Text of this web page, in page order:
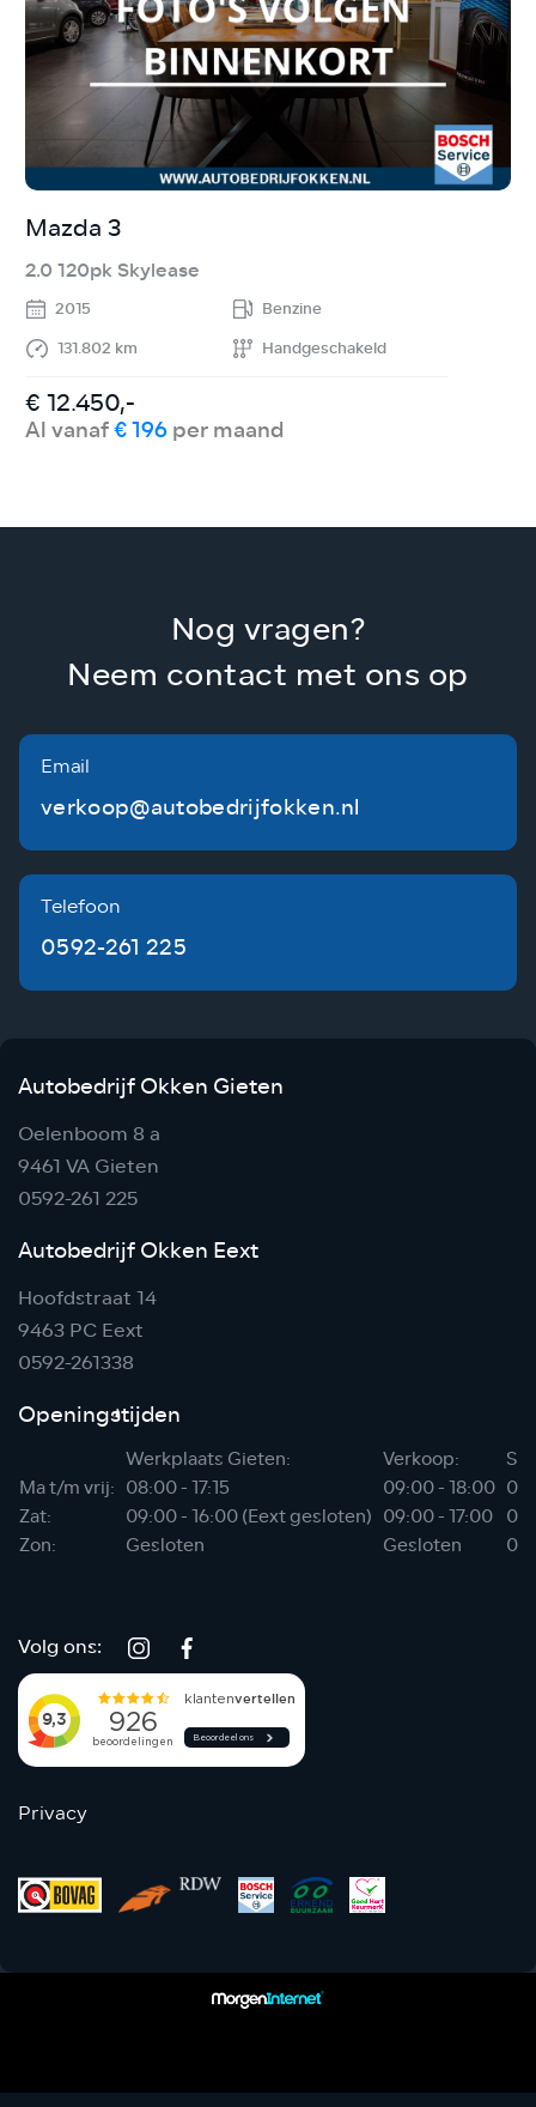
Mazda 3
2.0 120pk Skylease
2015
Benzine
131.802 km
Handgeschakeld
€ 12.450,-
Al vanaf€ 196per maand
Nog vragen?
Neem contact met ons op
Email
verkoop@autobedrijfokken.nl
Telefoon
0592-261 225
Autobedrijf Okken Gieten
Oelenboom 8 a
9461 VA Gieten
0592-261 225
Autobedrijf Okken Eext
Hoofdstraat 14
9463 PC Eext
0592-261338
Openingstijden
Werkplaats Gieten: Verkoop:
Ma t/m vrij: 08:00 - 17:15 09:00 - 18:00
Zat:
09:00 - 16:00 (Eext gesloten) 09:00 - 17:00
Zon:
Gesloten Gesloten
Volg ons:
Privacy